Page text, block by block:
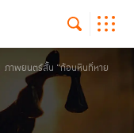
ภาพยนตร์สั้น "ก้อนหินที่หาย